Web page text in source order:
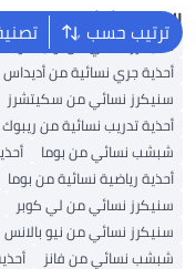
ترتيب حسب
البحث الشائع
سنيكرز نسائي من أونيتسوكا
أحذية جري نسائية من أديداس
سنيكرز نسائي من سكيتشرز
أحذية تدريب نسائية من ريبوك
شبشب نسائي من بوما
أحذية رياضية نسائية من بوما
سنيكرز نسائي من لي كوبر
سنيكرز نسائي من نيو بالانس
شبشب نسائي من فانز